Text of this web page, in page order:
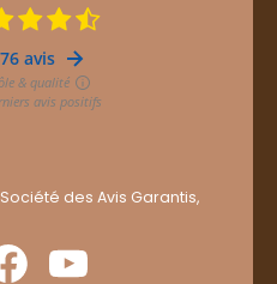
des Avis Garantis,